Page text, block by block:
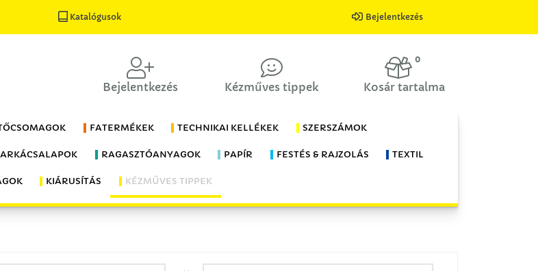
Katalógusok Bejelentkezés
Bejelentkezés Kézműves tippek
0
Kosár tartalma
FATERMÉKEK TECHNIKAI KELLÉKEK SZERSZÁMOK
RAGASZTÓANYAGOK PAPÍR FESTÉS & RAJZOLÁS TEXTIL
KIÁRUSÍTÁS KÉZMŰVES TIPPEK